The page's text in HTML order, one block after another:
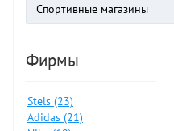
Фирмы
Stels (23)
Adidas (21)